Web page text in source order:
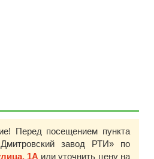
Перед посещением пункта
завод РТИ» по
1А или уточнить цену на